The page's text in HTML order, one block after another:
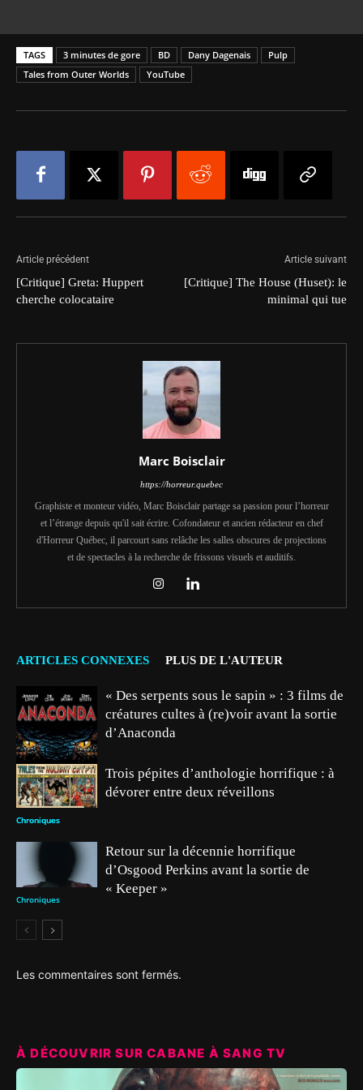
TAGS 3 minutes de gore BD Dany Dagenais
Pulp
Tales from Outer Worlds
YouTube
Article précédent
[Critique] Greta: Huppert
cherche colocataire
Article suivant
[Critique] The House (Huset): le
minimal qui tue
Marc Boisclair
https://horreur.quebec
Graphiste et monteur vidéo, Marc Boisclair partage sa passion pour l’horreur
et l’étrange depuis qu'il sait écrire. Cofondateur et ancien rédacteur en chef
d'Horreur Québec, il parcourt sans relâche les salles obscures de projections
et de spectacles à la recherche de frissons visuels et auditifs.
ARTICLES CONNEXES PLUS DE L'AUTEUR
Chroniques
« Des serpents sous le sapin » : 3 films de
créatures cultes à (re)voir avant la sortie
d’Anaconda
Chroniques
Trois pépites d’anthologie horrifique : à
dévorer entre deux réveillons
Chroniques
Retour sur la décennie horrifique
d’Osgood Perkins avant la sortie de
« Keeper »
Les commentaires sont fermés.
À DÉCOUVRIR SUR CABANE À SANG TV